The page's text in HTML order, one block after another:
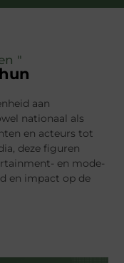
"
aan
nationaal als
en acteurs tot
deze figuren
en mode-
en impact op de